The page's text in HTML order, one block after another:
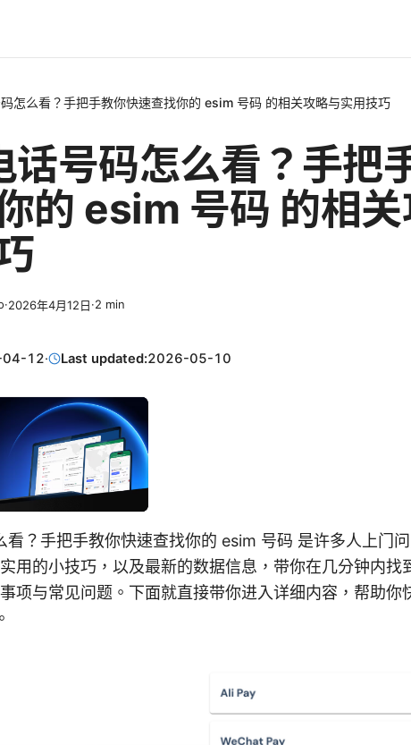
怎么看？手把手教你快速查找你的 esim 号码 的相关攻略与实用技巧
话号码怎么看？手把
的 esim 号码 的相
·2026年4月12日·2 min
12· Last updated:2026-05-10
看？手把手教你快速查找你的 esim 号码 是许多人上门
用的小技巧，以及最新的数据信息，带你在几分钟内找
项与常见问题。下面就直接带你进入详细内容，帮助你